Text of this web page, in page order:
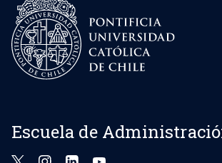
Escuela de